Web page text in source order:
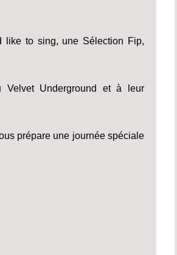
like to sing, une Sélection Fip,
Velvet Underground et à leur
prépare une journée spéciale